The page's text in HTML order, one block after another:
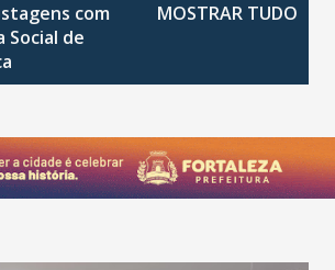
com
Social de
MOSTRAR TUDO